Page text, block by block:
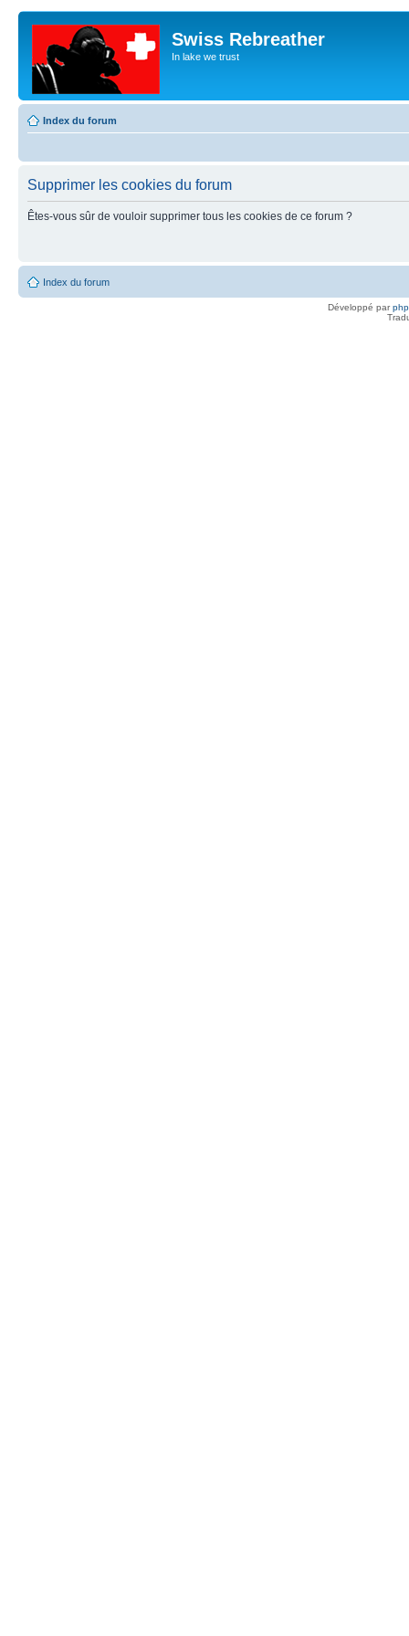
Swiss Rebreather
In lake we trust
Index du forum
Supprimer les cookies du forum
Êtes-vous sûr de vouloir supprimer tous les cookies de ce forum ?
Index du forum
Développé par